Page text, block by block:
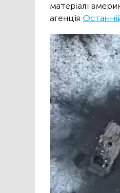
матеріалі
агенція